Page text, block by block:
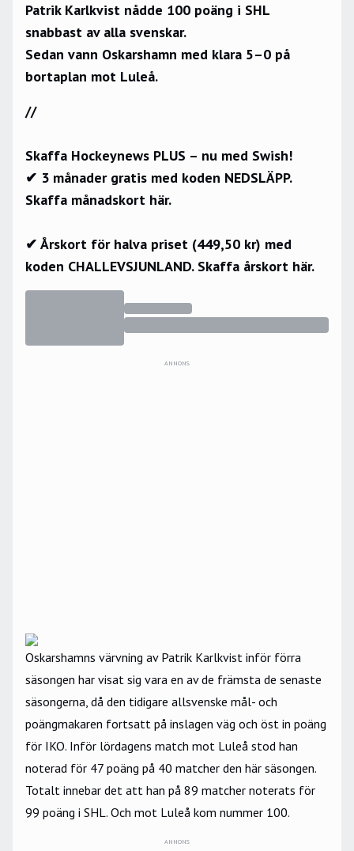
Patrik Karlkvist nådde 100 poäng i SHL
snabbast av alla svenskar.
Sedan vann Oskarshamn med klara 5–0 på
bortaplan mot Luleå.
//
Skaffa Hockeynews PLUS – nu med Swish!
✔ 3 månader gratis med koden NEDSLÄPP.
Skaffa månadskort här.
✔ Årskort för halva priset (449,50 kr) med
koden CHALLEVSJUNLAND. Skaffa årskort här.
ANNONS
Oskarshamns värvning av Patrik Karlkvist inför förra
säsongen har visat sig vara en av de främsta de senaste
säsongerna, då den tidigare allsvenske mål- och
poängmakaren fortsatt på inslagen väg och öst in poäng
för IKO. Inför lördagens match mot Luleå stod han
noterad för 47 poäng på 40 matcher den här säsongen.
Totalt innebar det att han på 89 matcher noterats för
99 poäng i SHL. Och mot Luleå kom nummer 100.
ANNONS